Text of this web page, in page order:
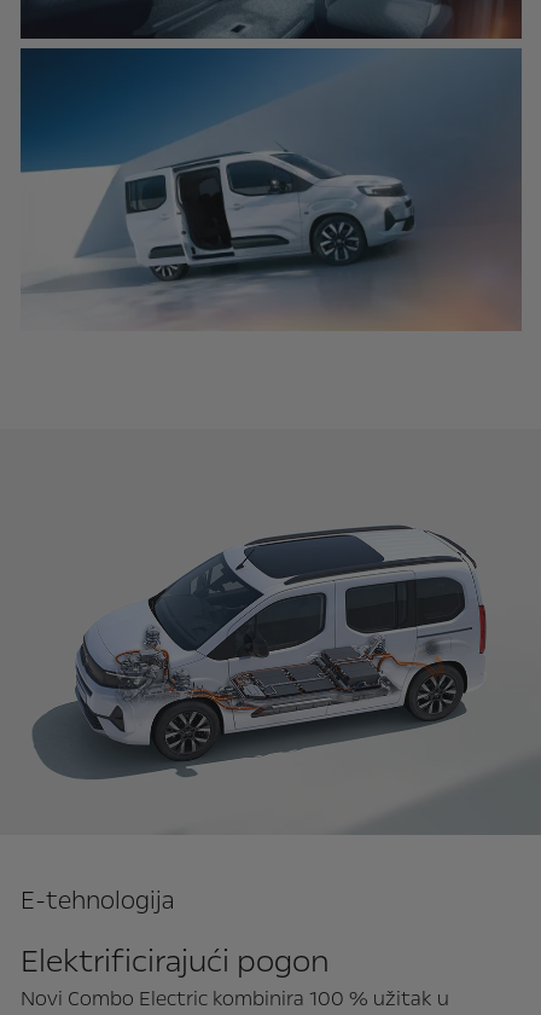
E-tehnologija
Elektrificirajući pogon
Novi Combo Electric kombinira 100 % užitak u